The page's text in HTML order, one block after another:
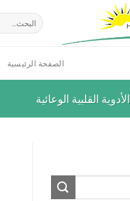
البحث
عن:
الصفحة الرئيسية
الأدوية القلبية الوعائية